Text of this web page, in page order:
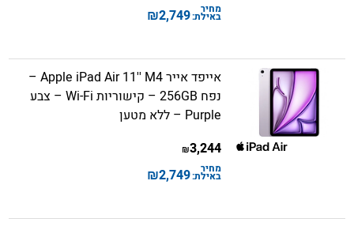
מחיר
באילת:2,749
₪
אייפד אייר Apple iPad Air 11'' M4 –
נפח 256GB – קישוריות Wi-Fi – צבע
Purple – ללא מטען
3,244
₪
מחיר
באילת:2,749
₪